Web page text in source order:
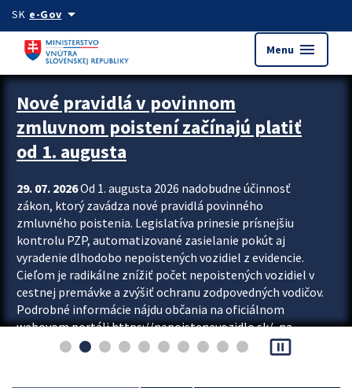
Preskocit na hlavný obsah
SK e-Govarrow_drop_down
Menu menu
Zastavit automatický posun upútavok
Nové pravidlá v povinnom
zmluvnom poistení začínajú platiť
od 1. augusta
29. 07. 2026Od 1. augusta 2026 nadobudne účinnosť
zákon, ktorý zavádza nové pravidlá povinného
zmluvného poistenia. Legislatíva prinesie prísnejšiu
kontrolu PZP, automatizované zasielanie pokút aj
vyradenie dlhodobo nepoistených vozidiel z evidencie.
Cieľom je radikálne znížiť počet nepoistených vozidiel v
cestnej premávke a zvýšiť ochranu zodpovedných vodičov.
Podrobné informácie nájdu občania na oficiálnom
webovom portáli https://nepoistenevozidlo.sk/, na
ktorom od augusta pribudne aj možnosť overiť si...
pause_presentation